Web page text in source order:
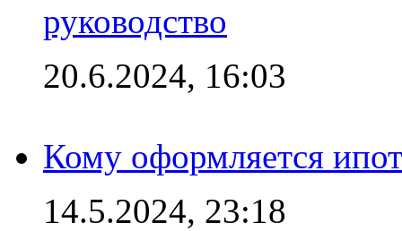
руководство
20.6.2024, 16:03
Кому оформляется
14.5.2024, 23:18